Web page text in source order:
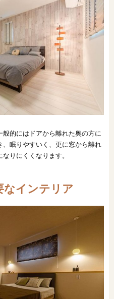
的にはドアから離れた奥の方に
眠りやすいく、更に窓から離れ
りにくくなります。
なインテリア